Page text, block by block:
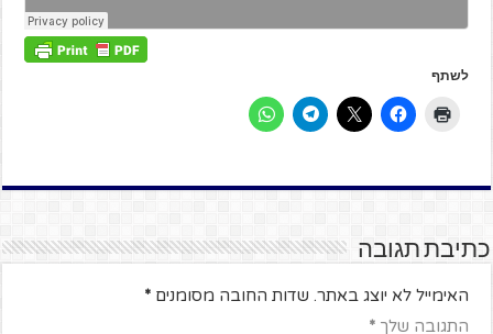
לשתף
כתיבת תגובה
האימייל לא יוצג באתר. שדות החובה מסומנים*
התגובה שלך*